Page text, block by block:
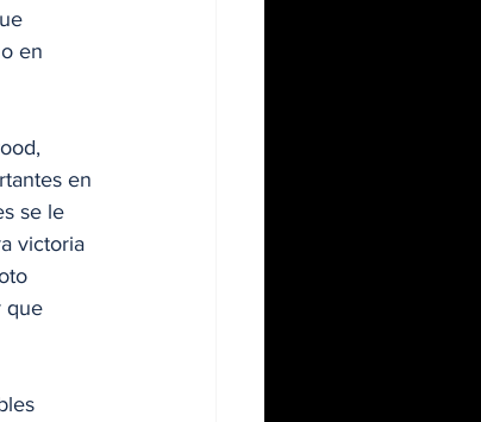
en
en
se le
victoria
que